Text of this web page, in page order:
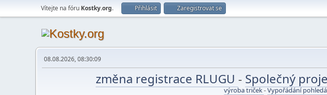
Vítejte na fóru Kostky.org. Přihlásit Zaregistrovat se
08.08.2026, 08:30:09
změna registrace RLUGU - Společný
výroba triček-Vypořádání